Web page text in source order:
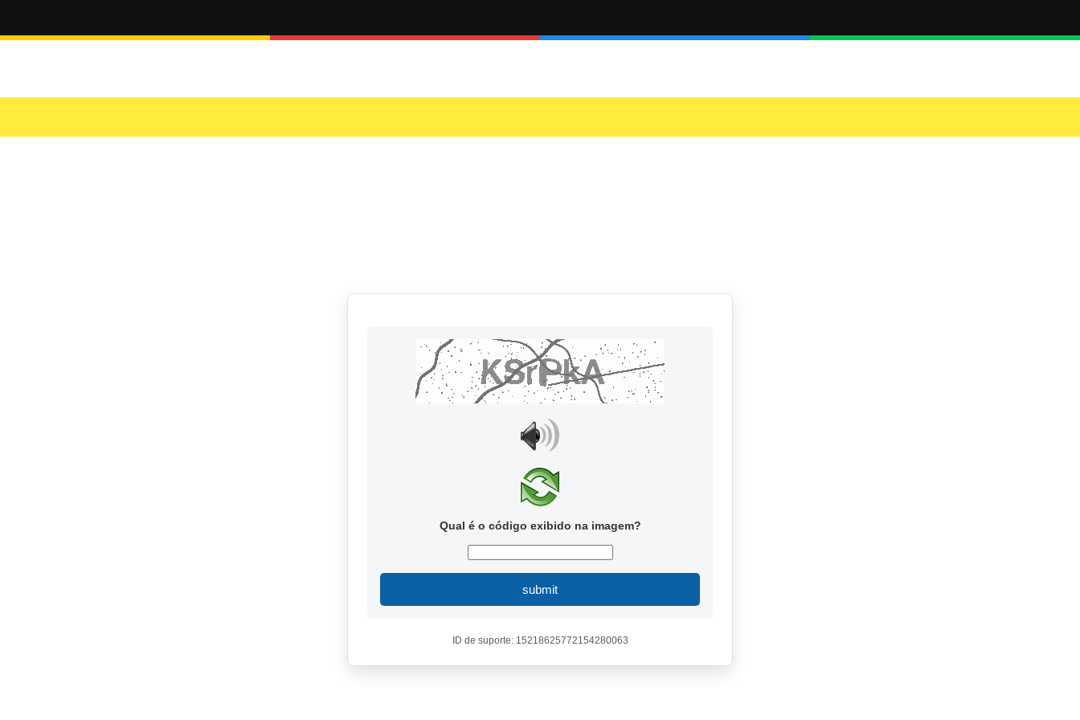
Qual é o código exibido na imagem?
submit
ID de suporte: 15218625772154280063